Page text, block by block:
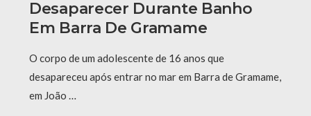
Desaparecer Durante Banho
Em Barra De Gramame
O corpo de um adolescente de 16 anos que
desapareceu após entrar no mar em Barra de Gramame,
em João …